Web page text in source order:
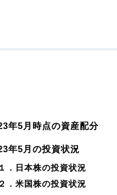
年5月時点の資産配分
年5月の投資状況
１．日本株の投資状況
２．米国株の投資状況